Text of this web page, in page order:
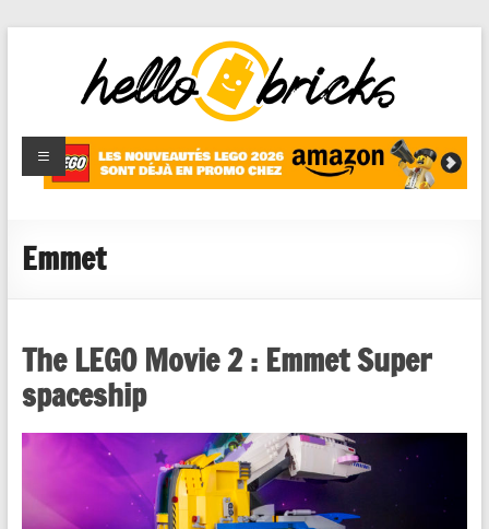
HelloBricks
Blog LEGO,
nouveaut�s
reviews
Emmet
The LEGO Movie 2 : Emmet Super
spaceship